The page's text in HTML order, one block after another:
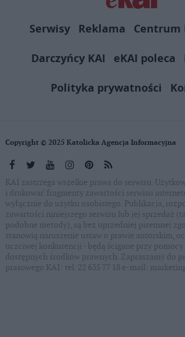
Serwisy Reklama
Centrum
Darczyńcy KAI
eKAI poleca
Polityka prywatności
Copyright © 2025 Katolicka Agencja Informacyjna
KAI zastrzega wszelkie prawa do serwisu.
i drukować fragmenty zawartości serwisu
wyłącznie do użytku osobistego. Publikacja,
zawartości niniejszego serwisu lub jej sprzedaż
podobne metody), są bez uprzedniej pisemnej
stanowią naruszenie ustaw o prawie autorskim,
uczciwej konkurencji - będą ścigane przy
dostępnych środków prawnych. Zapraszamy do
prasowego KAI: tel. 22 635 77 18 e-mail: